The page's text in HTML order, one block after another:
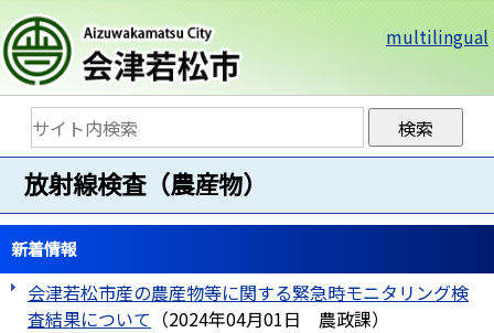
multilingual
放射線検査（農産物）
新着情報
会津若松市産の農産物等に関する緊急時モニタリング検
査結果について （2024年04月01日 農政課）